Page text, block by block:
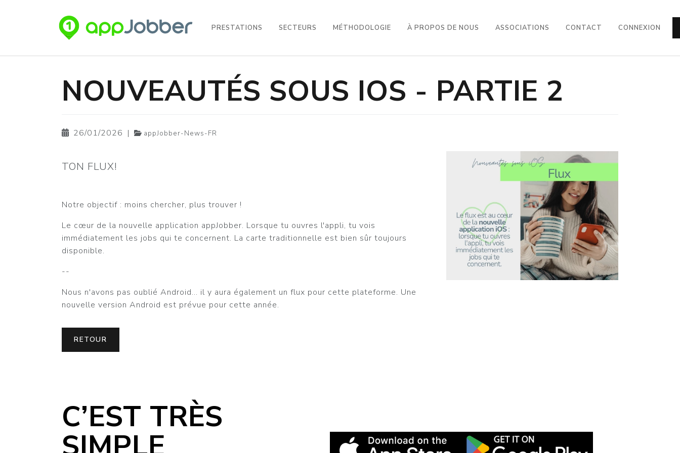
PRESTATIONS SECTEURS MÉTHODOLOGIE À PROPOS DE NOUS ASSOCIATIONS CONTACT CONNEXION
NOUVEAUTÉS SOUS IOS - PARTIE 2
26/01/2026 | appJobber-News-FR
TON FLUX!
Notre objectif : moins chercher, plus trouver !
Le cœur de la nouvelle application appJobber. Lorsque tu ouvres l'appli, tu vois
immédiatement les jobs qui te concernent. La carte traditionnelle est bien sûr toujours
disponible.
--
Nous n'avons pas oublié Android... il y aura également un flux pour cette plateforme. Une
nouvelle version Android est prévue pour cette année.
RETOUR
C’EST TRÈS